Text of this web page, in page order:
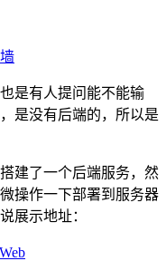
是有人提问能不能输
是没有后端的，所以是
建了一个后端服务，然
操作一下部署到服务器
展示地址：